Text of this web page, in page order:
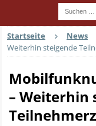
Startseite News
Weiterhin steigende
– Weiterhin